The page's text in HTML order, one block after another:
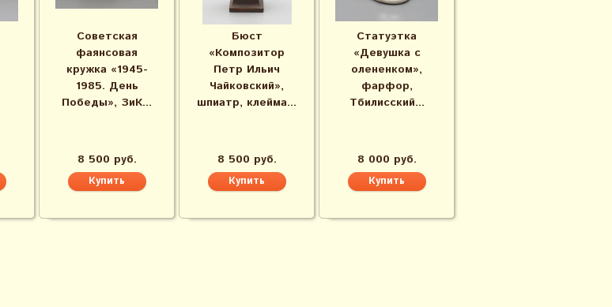
Советская
фаянсовая
кружка «1945-
1985. День
Победы», ЗиК...
8 500 руб.
Бюст
«Композитор
Петр Ильич
Чайковский»,
шпиатр, клейма...
8 500 руб.
Статуэтка
«Девушка с
олененком»,
фарфор,
Тбилисский...
8 000 руб.